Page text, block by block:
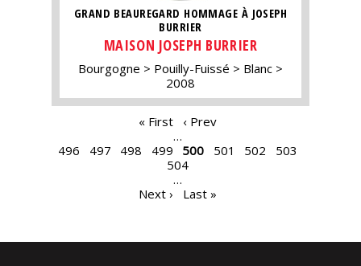
GRAND BEAUREGARD HOMMAGE À JOSEPH
BURRIER
MAISON JOSEPH BURRIER
Bourgogne Pouilly-Fuissé
Blanc
2008
« First
‹ Prev
…
496
497 498 499 500 501 502
503
504
…
Next ›
Last »